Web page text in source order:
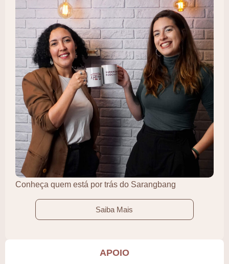
Conheça quem está por trás do Sarangbang
Saiba Mais
APOIO